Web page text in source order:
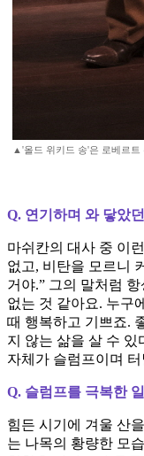
▲'올드 위키드 송'은 로베르트
Q. 연기하며 와 닿았
마쉬칸의 대사 중 이
없고, 비탄을 모르니
거야.” 그의 말처럼
없는 것 같아요. 누구
때 행복하고 기쁘죠.
지 않는 삶을 살 수 있
자체가 슬럼프이며
Q. 슬럼프를 극복한
힘든 시기에 겨울 산
는 나목의 황량한 모